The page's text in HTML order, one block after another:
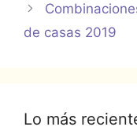
de casas 2019
Lo más